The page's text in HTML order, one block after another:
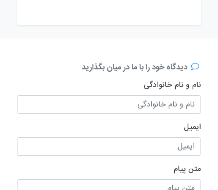
دیدگاه خود را با ما در میان بگذارید
نام و نام خانوادگی
ایمیل
متن پیام